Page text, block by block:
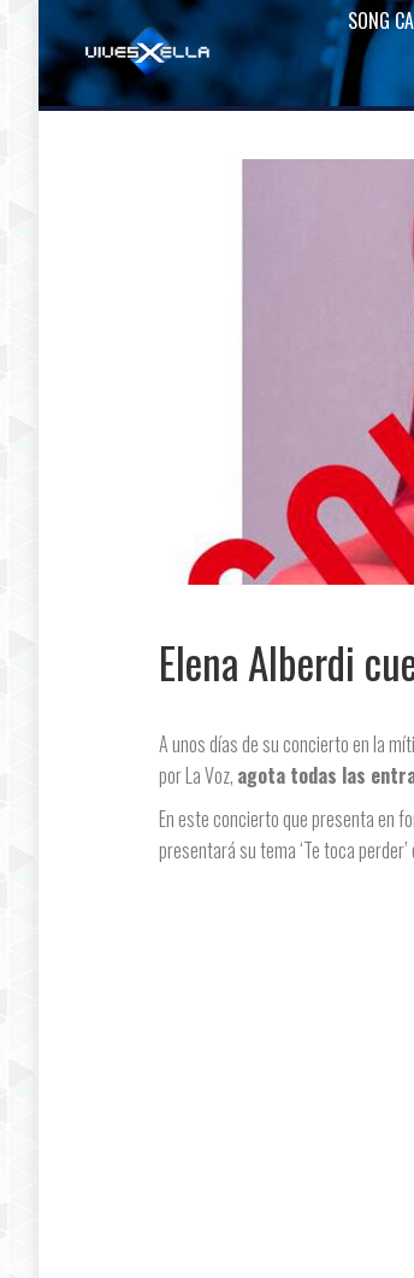
SONG
Elena Alberdi
A unos días de su concierto en la
por La Voz, agota todas las
En este concierto que presenta en
presentará su tema ‘Te toca